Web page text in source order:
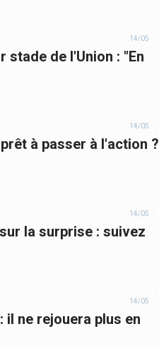
14/05
de l'Union : "En
14/05
à passer à l'action ?
14/05
la surprise : suivez
14/05
ne rejouera plus en